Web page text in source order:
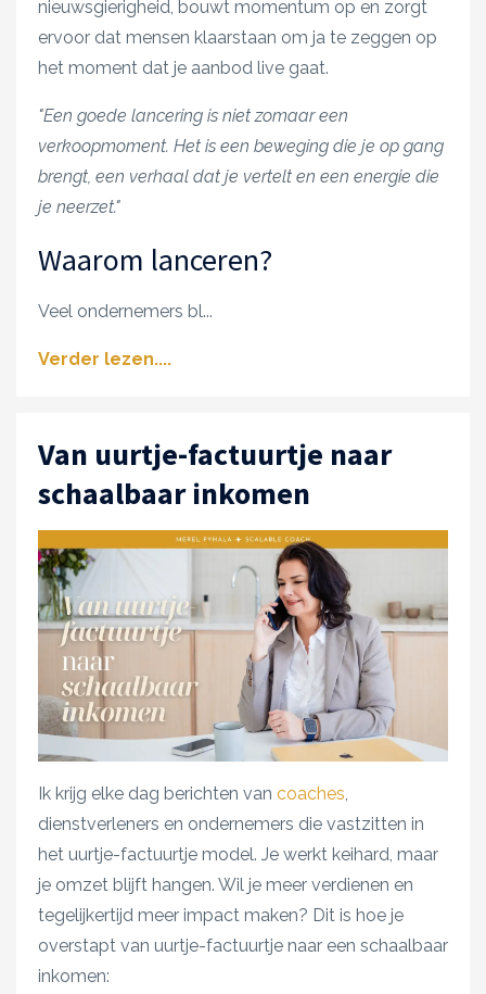
nieuwsgierigheid, bouwt momentum op en zorgt
ervoor dat mensen klaarstaan om ja te zeggen op
het moment dat je aanbod live gaat.
"Een goede lancering is niet zomaar een
verkoopmoment. Het is een beweging die je op gang
brengt, een verhaal dat je vertelt en een energie die
je neerzet."
Waarom lanceren?
Veel ondernemers bl...
Verder lezen....
Van uurtje-factuurtje naar
schaalbaar inkomen
Ik krijg elke dag berichten van coaches
dienstverleners en ondernemers die vastzitten in
het uurtje-factuurtje model. Je werkt keihard, maar
je omzet blijft hangen. Wil je meer verdienen en
tegelijkertijd meer impact maken? Dit is hoe je
overstapt van uurtje-factuurtje naar een schaalbaar
inkomen: